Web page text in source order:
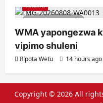
3 minutes read
Kitaifa
WMA yapongezwa
vipimo shuleni
Ripota Wetu 14 hours ago
Copyright © 2026 All